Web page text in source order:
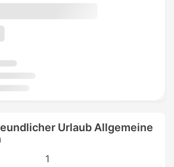
Urlaub Allgemeine
1